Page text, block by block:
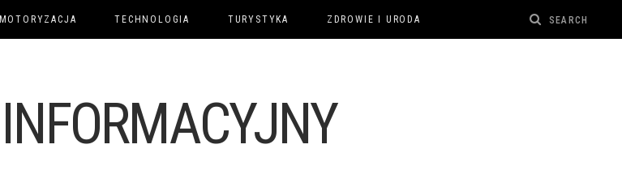
MOTORYZACJA TECHNOLOGIA TURYSTYKA ZDROWIE I URODA